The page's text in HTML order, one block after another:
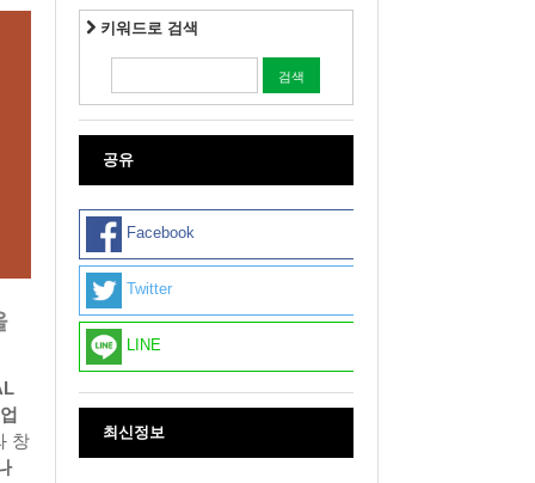
창
키워드로 검색
공유
Facebook
Twitter
LINE
최신정보